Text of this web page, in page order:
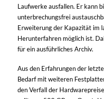
Laufwerke ausfallen. Er kann
unterbrechungsfrei
Erweiterung der Kapazität im
Herunterfahren möglich ist.
für ein ausführliches Archiv.
Aus den Erfahrungen der
Bedarf mit weiteren
den Verfall der